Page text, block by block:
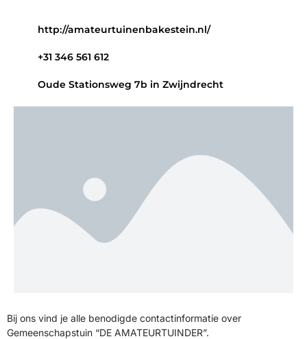
http://amateurtuinenbakestein.nl/
+31 346 561 612
Oude Stationsweg 7b in Zwijndrecht
Bij ons vind je alle benodigde contactinformatie over
Gemeenschapstuin “DE AMATEURTUINDER”.